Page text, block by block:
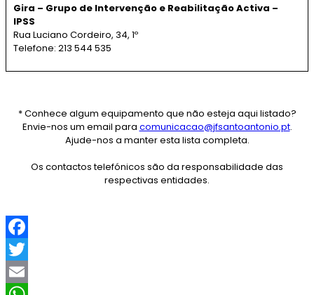
Gira – Grupo de Intervenção e Reabilitação Activa –
IPSS
Rua Luciano Cordeiro, 34, 1º
Telefone: 213 544 535
* Conhece algum equipamento que não esteja aqui listado?
Envie-nos um email para comunicacao@jfsantoantonio.pt.
Ajude-nos a manter esta lista completa.
Os contactos telefónicos são da responsabilidade das
respectivas entidades.
F
a
T